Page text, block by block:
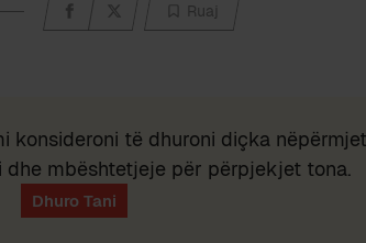
Ruaj
konsideroni të dhuroni diçka
dhe mbështetjeje për përpjekjet tona.